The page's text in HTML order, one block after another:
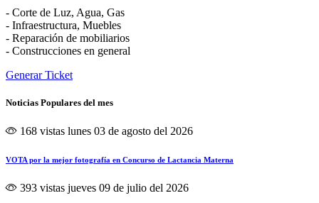
- Corte de Luz, Agua, Gas
- Infraestructura, Muebles
- Reparación de mobiliarios
- Construcciones en general
Generar Ticket
Noticias Populares del mes
168 vistas lunes 03 de agosto del 2026
VOTA por la mejor fotografía en Concurso de Lactancia Materna
393 vistas jueves 09 de julio del 2026